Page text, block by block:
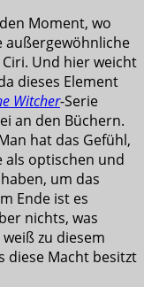
Moment, wo
außergewöhnliche
Und hier weicht
dieses Element
Witcher-Serie
an den Büchern.
hat das Gefühl,
als optischen und
um das
Ende ist es
nichts, was
zu diesem
diese Macht besitzt